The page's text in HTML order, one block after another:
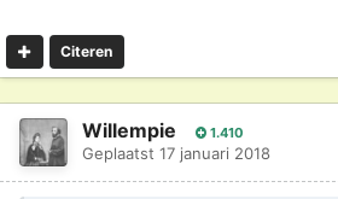
Citeren
Willempie 1.410
Geplaatst 17 januari 2018